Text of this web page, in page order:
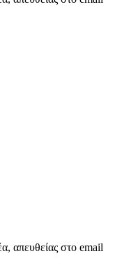
απευθείας στο email